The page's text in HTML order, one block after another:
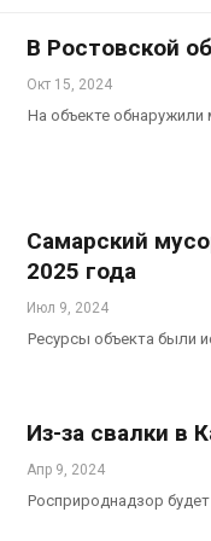
В Ростовской
Окт 15, 2024
На объекте обнаружили
Самарский
2025 года
Июл 9, 2024
Ресурсы объекта были
Из-за свалки в
Апр 9, 2024
Росприроднадзор